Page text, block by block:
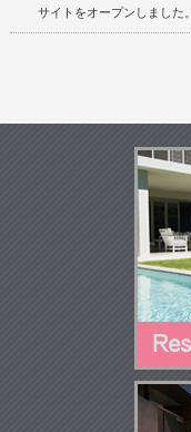
サイトをオープンしました。